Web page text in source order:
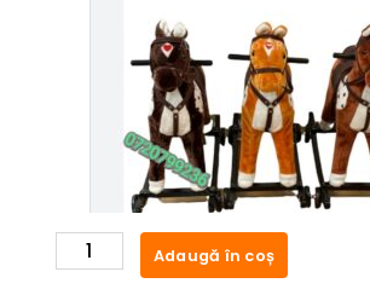
Cantitate
Calut
Adaugă în coș